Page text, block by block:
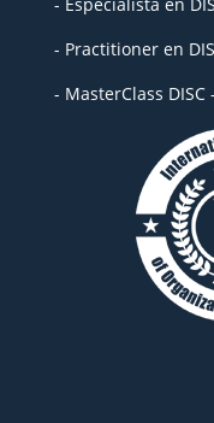
- Especialista en
- Practitioner en
- MasterClass